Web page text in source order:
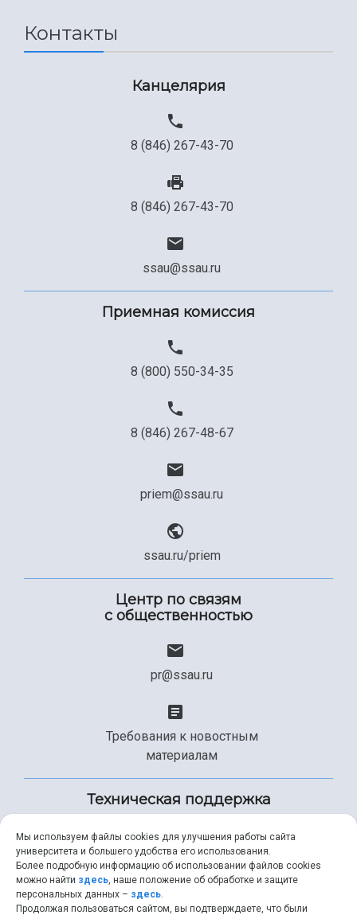
Контакты
Канцелярия
8 (846) 267-43-70
8 (846) 267-43-70
ssau@ssau.ru
Приемная комиссия
8 (800) 550-34-35
8 (846) 267-48-67
priem@ssau.ru
ssau.ru/priem
Центр по связям
с общественностью
pr@ssau.ru
Требования к новостным
материалам
Техническая поддержка
+7 (846) 267-49-99
Мы используем файлы cookies для улучшения работы сайта
университета и большего удобства его использования.
Более подробную информацию об использовании файлов cookies
можно найти здесь, наше положение об обработке и защите
персональных данных – здесь.
Продолжая пользоваться сайтом, вы подтверждаете, что были